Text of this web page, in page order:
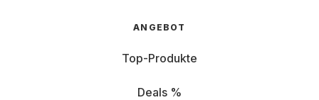
ANGEBOT
Top-Produkte
Deals %